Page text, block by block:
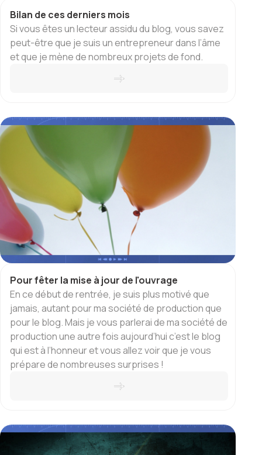
Bilan de ces derniers mois
Si vous êtes un lecteur assidu du blog, vous savez
peut-être que je suis un entrepreneur dans l’âme
et que je mène de nombreux projets de fond.
Pour fêter la mise à jour de l'ouvrage
En ce début de rentrée, je suis plus motivé que
jamais, autant pour ma société de production que
pour le blog. Mais je vous parlerai de ma société de
production une autre fois aujourd’hui c’est le blog
qui est à l’honneur et vous allez voir que je vous
prépare de nombreuses surprises !